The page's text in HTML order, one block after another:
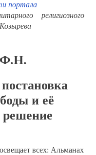
портала
религиозного
Ф.Н.
и её
решение
всех: Альманах